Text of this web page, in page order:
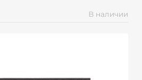
В наличии